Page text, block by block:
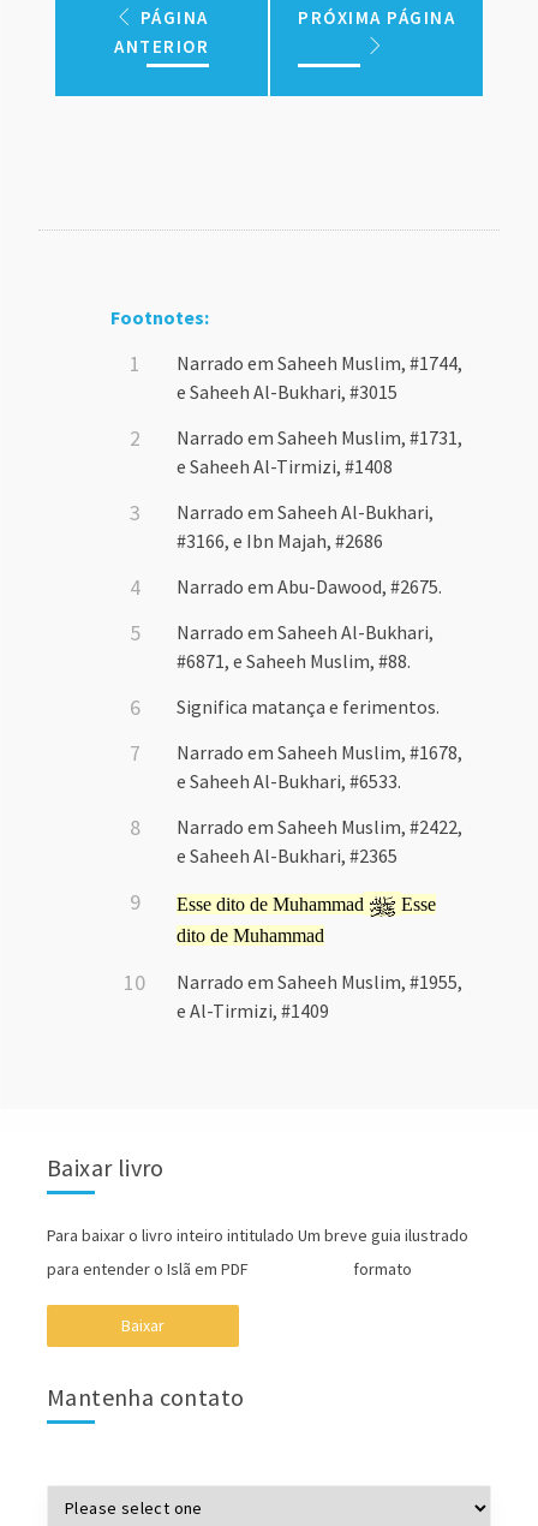
PÁGINA
ANTERIOR
PRÓXIMA PÁGINA
Footnotes:
Narrado em Saheeh Muslim, #1744,
e Saheeh Al-Bukhari, #3015
Narrado em Saheeh Muslim, #1731,
e Saheeh Al-Tirmizi, #1408
Narrado em Saheeh Al-Bukhari,
#3166, e Ibn Majah, #2686
Narrado em Abu-Dawood, #2675.
Narrado em Saheeh Al-Bukhari,
#6871, e Saheeh Muslim, #88.
Significa matança e ferimentos.
Narrado em Saheeh Muslim, #1678,
e Saheeh Al-Bukhari, #6533.
Narrado em Saheeh Muslim, #2422,
e Saheeh Al-Bukhari, #2365
Esse dito de Muhammad
Esse
dito de Muhammad
Narrado em Saheeh Muslim, #1955,
e Al-Tirmizi, #1409
Baixar livro
Para baixar o livro inteiro intitulado Um breve guia ilustrado
para entender o Islã em PDF formato
Baixar
Mantenha contato